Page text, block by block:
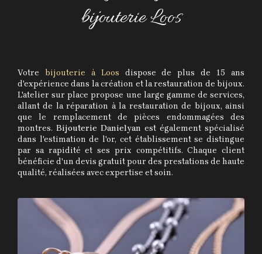
bijouterie Loos
Votre bijouterie à Loos dispose de plus de 15 ans
d'expérience dans la création et la restauration de bijoux.
L'atelier sur place propose une large gamme de services,
allant de la réparation à la restauration de bijoux, ainsi
que le remplacement de pièces endommagées des
montres. Bijouterie Danielyan est également spécialisé
dans l'estimation de l'or, cet établissement se distingue
par sa rapidité et ses prix compétitifs. Chaque client
bénéficie d'un devis gratuit pour des prestations de haute
qualité, réalisées avec expertise et soin.